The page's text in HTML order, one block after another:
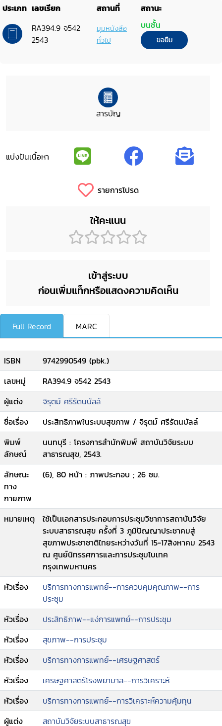
ประเภท เลขเรียก สถานที่
สถานะ
RA394.9 จ542
2543
มุมหนังสือ
ทั่วไป
บนชั้น
ขอยืม
สารบัญ
แบ่งปันเนื้อหา
รายการโปรด
ให้คะแนน
เข้าสู่ระบบ
ก่อนเพิ่มแท็กหรือแสดงความคิดเห็น
Full Record MARC
ISBN
9742990549 (pbk.)
เลขหมู่
RA394.9 จ542 2543
ผู้แต่ง
จิรุตม์ ศรีรัตนบัลล์
ชื่อเรื่อง
ประสิทธิภาพในระบบสุขภาพ / จิรุตม์ ศรีรัตนบัลล์
พิมพ์
ลักษณ์
นนทบุรี : โครงการสำนักพิมพ์ สถาบันวิจัยระบบ
สาธารณสุข, 2543.
ลักษณะ
ทาง
กายภาพ
(6), 80 หน้า : ภาพประกอบ ; 26 ซม.
หมายเหตุ
ใช้เป็นเอกสารประกอบการประชุมวิชาการสถาบันวิจัย
ระบบสาธารณสุข ครั้งที่ 3 ภูมิปัญญาประชาคมสู่
สุขภาพประชาชาติไทยระหว่างวันที่ 15-17สิงหาคม 2543
ณ ศูนย์นิทรรศการและการประชุมไบเทค
กรุงเทพมหานคร
หัวเรื่อง
บริการทางการแพทย์--การควบคุมคุณภาพ--การ
ประชุม
หัวเรื่อง
ประสิทธิภาพ--แง่การแพทย์--การประชุม
หัวเรื่อง
สุขภาพ--การประชุม
หัวเรื่อง
บริการทางการแพทย์--เศรษฐศาสตร์
หัวเรื่อง
เศรษฐศาสตร์โรงพยาบาล--การวิเคราะห์
หัวเรื่อง
บริการทางการแพทย์--การวิเคราะห์ความคุ้มทุน
ผู้แต่ง
สถาบันวิจัยระบบสาธารณสุข